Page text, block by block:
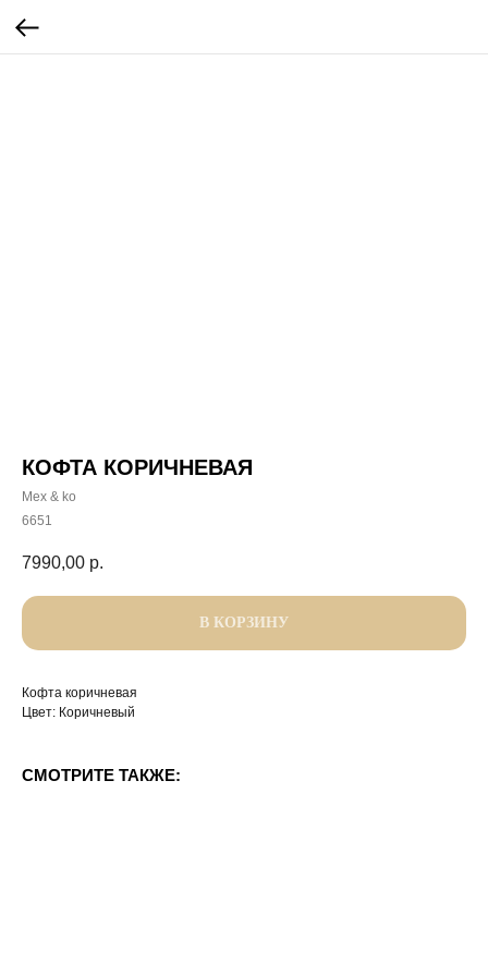
КОФТА КОРИЧНЕВАЯ
Mex & ko
6651
7990,00 р.
В КОРЗИНУ
Кофта коричневая
Цвет: Коричневый
СМОТРИТЕ ТАКЖЕ: